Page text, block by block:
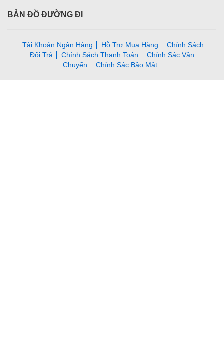
BẢN ĐỒ ĐƯỜNG ĐI
Tài Khoản Ngân Hàng Hỗ Trợ Mua Hàng
Chính Sách
Đổi Trả
Chính Sách Thanh Toán
Chính Sác Vận
Chuyển
Chính Sác Bảo Mật